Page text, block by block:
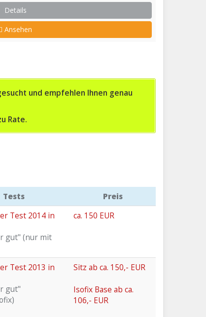
Details
Ansehen
und empfehlen Ihnen genau
Rate.
Tests
Preis
Test 2014 in
gut" (nur mit
ca. 150 EUR
Test 2013 in
gut"
Sitz ab ca. 150,- EUR
Isofix Base ab ca.
106,- EUR